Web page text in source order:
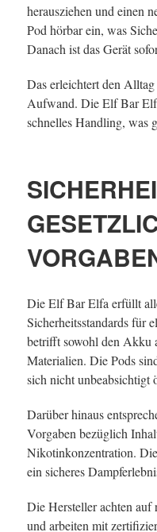
herausziehen und einen
Pod hörbar ein, was
Danach ist das Gerät
Das erleichtert den
Aufwand. Die Elf Bar
schnelles Handling, was
Die Elf Bar Elfa erfüllt
Sicherheitsstandards für
betrifft sowohl den Akku
Materialien. Die Pods
sich nicht unbeabsichtigt
Darüber hinaus
Vorgaben bezüglich
Nikotinkonzentration.
ein sicheres
Die Hersteller achten auf
und arbeiten mit